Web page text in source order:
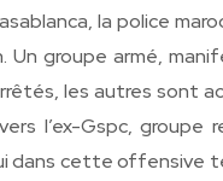
la police
Un groupe armé,
les autres sont
l’ex-Gspc,
dans cette offensive